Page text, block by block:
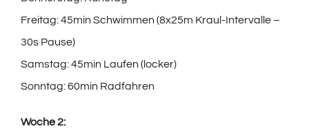
Freitag: 45min Schwimmen (8x25m Kraul-Intervalle –
30s Pause)
Samstag: 45min Laufen (locker)
Sonntag: 60min Radfahren
Woche 2: